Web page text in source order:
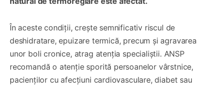
În aceste condiții, crește semnificativ riscul de
deshidratare, epuizare termică, precum și agravarea
unor boli cronice, atrag atenția specialiștii. ANSP
recomandă o atenție sporită persoanelor vârstnice,
pacienților cu afecțiuni cardiovasculare, diabet sau